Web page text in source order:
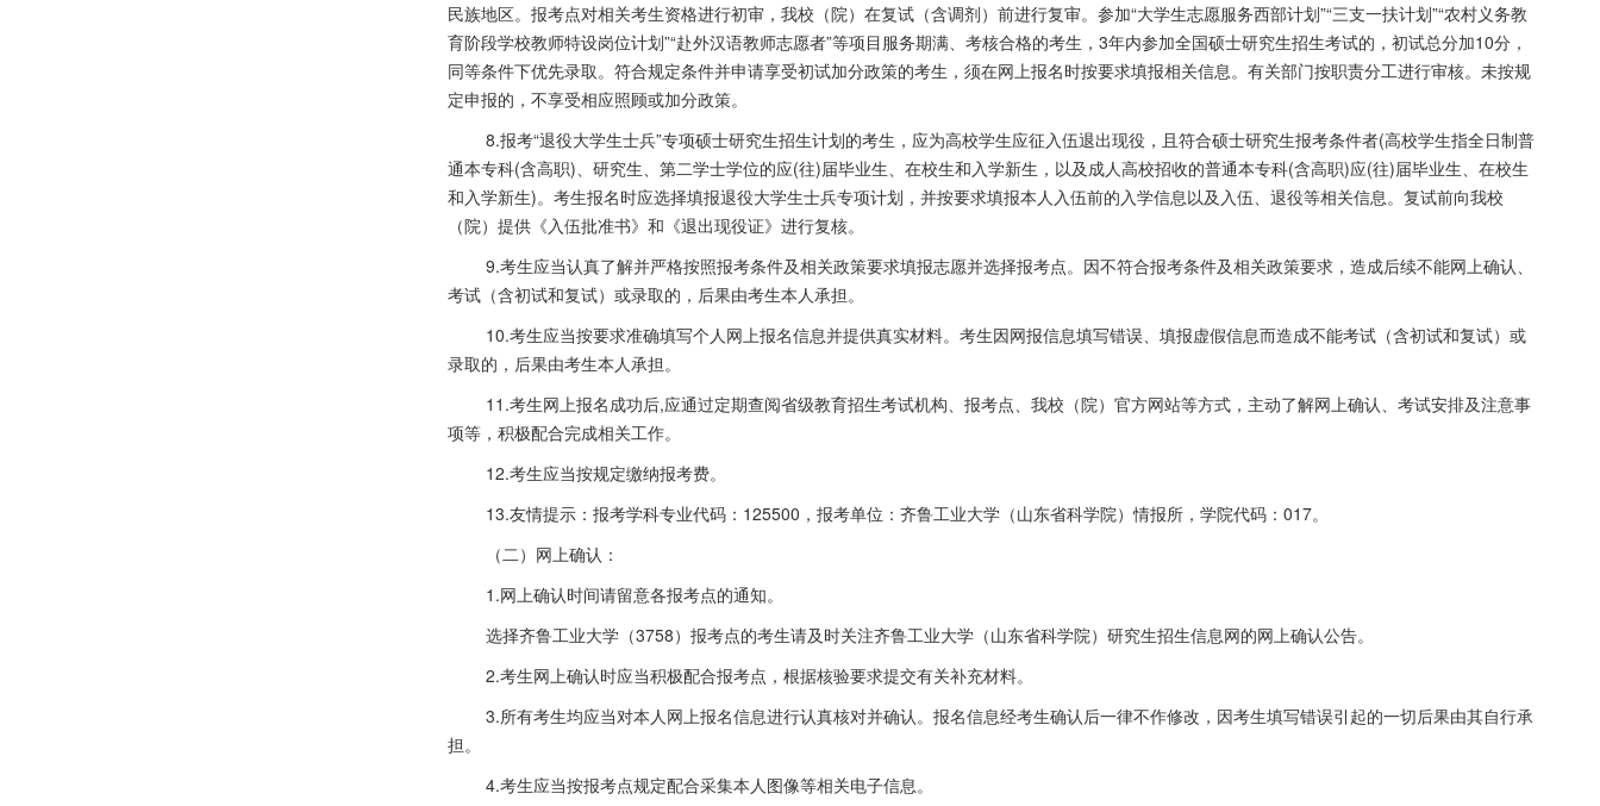
民族地区。报考点对相关考生资格进行初审，我校（院）在复试（含调剂）前进行复审。参加“大学生志愿服务西部计划”“三支一扶计划”“农村义务教
育阶段学校教师特设岗位计划”“赴外汉语教师志愿者”等项目服务期满、考核合格的考生， 3年内参加全国硕士研究生招生考试的，初试总分加10分，
同等条件下优先录取。符合规定条件并申请享受初试加分政策的考生，须在网上报名时按要求填报相关信息。有关部门按职责分工进行审核。未按规
定申报的，不享受相应照顾或加分政策。
8.报考“退役大学生士兵”专项硕士研究生招生计划的考生，应为高校学生应征入伍退出现役，且符合硕士研究生报考条件者(高校学生指全日制普
通本专科(含高职)、研究生、第二学士学位的应(往)届毕业生、在校生和入学新生，以及成人高校招收的普通本专科(含高职)应(往)届毕业生、在校生
和入学新生)。考生报名时应选择填报退役大学生士兵专项计划，并按要求填报本人入伍前的入学信息以及入伍、退役等相关信息。复试前向我校
（院）提供《入伍批准书》和《退出现役证》进行复核。
9.考生应当认真了解并严格按照报考条件及相关政策要求填报志愿并选择报考点。因不符合报考条件及相关政策要求，造成后续不能网上确认、
考试（含初试和复试）或录取的，后果由考生本人承担。
10.考生应当按要求准确填写个人网上报名信息并提供真实材料。考生因网报信息填写错误、填报虚假信息而造成不能考试（含初试和复试）或
录取的，后果由考生本人承担。
11.考生网上报名成功后,应通过定期查阅省级教育招生考试机构、报考点、我校（院）官方网站等方式，主动了解网上确认、考试安排及注意事
项等，积极配合完成相关工作。
12.考生应当按规定缴纳报考费。
13.友情提示：报考学科专业代码： 125500 ，报考单位：齐鲁工业大学（山东省科学院）情报所，学院代码： 017。
（二）网上确认：
1.网上确认时间请留意各报考点的通知。
选择齐鲁工业大学（3758）报考点的考生请及时关注齐鲁工业大学（山东省科学院）研究生招生信息网的网上确认公告。
2.考生网上确认时应当积极配合报考点，根据核验要求提交有关补充材料。
3.所有考生均应当对本人网上报名信息进行认真核对并确认。报名信息经考生确认后一律不作修改，因考生填写错误引起的一切后果由其自行承
担。
4.考生应当按报考点规定配合采集本人图像等相关电子信息。